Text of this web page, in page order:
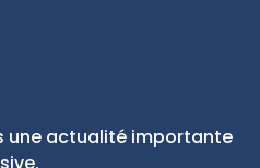
une actualité importante